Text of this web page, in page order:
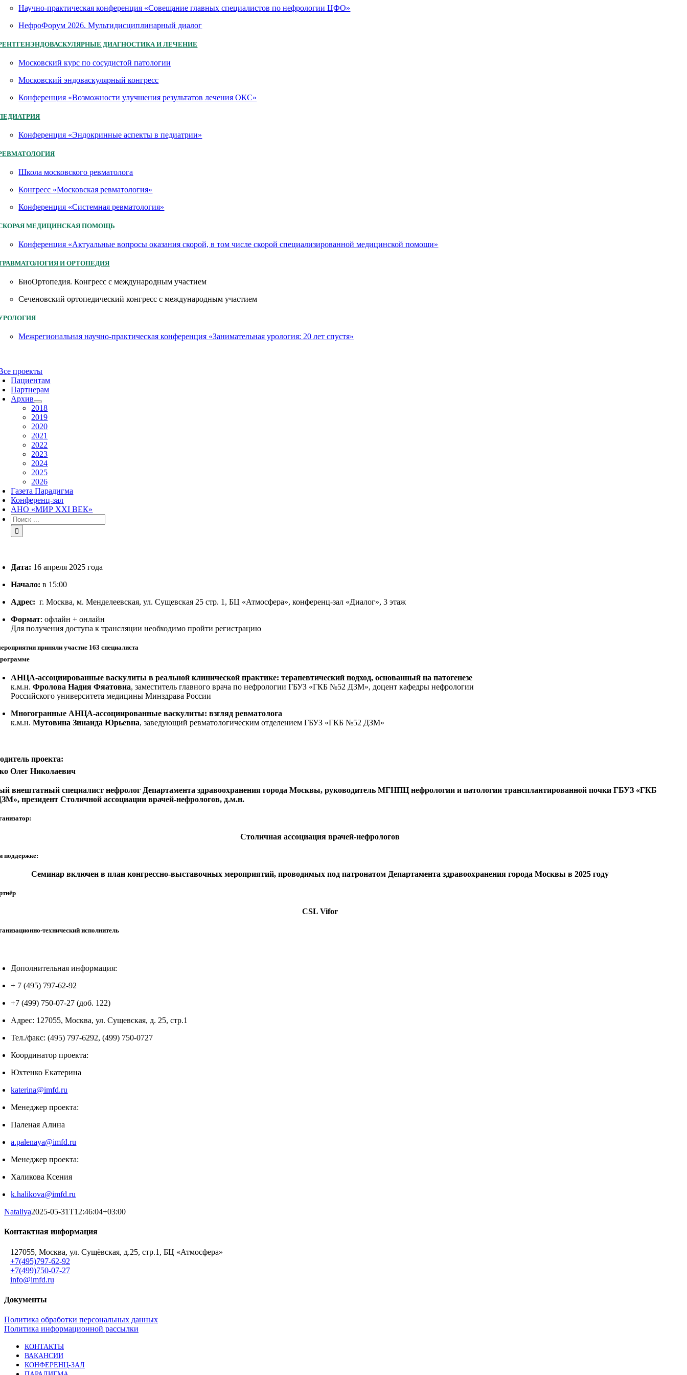
Научно-практическая конференция «Совещание главных специалистов по нефрологии ЦФО»
НефроФорум 2026. Мультидисциплинарный диалог
ДИАГНОСТИКА И ЛЕЧЕНИЕ
Московский курс по сосудистой патологии
Московский эндоваскулярный конгресс
Конференция «Возможности улучшения результатов лечения ОКС»
Конференция «Эндокринные аспекты в педиатрии»
Школа московского ревматолога
Конгресс «Московская ревматология»
Конференция «Системная ревматология»
МЕДИЦИНСКАЯ ПОМОЩЬ
Конференция «Актуальные вопросы оказания скорой, в том числе скорой специализированной медицинской помощи»
И ОРТОПЕДИЯ
БиоОртопедия. Конгресс с международным участием
Сеченовский ортопедический конгресс с международным участием
Межрегиональная научно-практическая конференция «Занимательная урология: 20 лет спустя»
проекты
Пациентам
Партнерам
Архив
2018
2019
2020
2021
2022
2023
2024
2025
2026
Газета Парадигма
Конференц-зал
АНО «МИР XXI ВЕК»
Результат
поиска:
Дата: 16 апреля 2025 года
Начало:в 15:00
Адрес:г. Москва, м. Менделеевская, ул. Сущевская 25 стр. 1, БЦ «Атмосфера», конференц-зал «Диалог», 3 этаж
Формат: офлайн + онлайн
Для получения доступа к трансляции необходимо пройти регистрацию
приняли участие 163 специалиста
АНЦА-ассоциированные васкулиты в реальной клинической практике: терапевтический подход, основанный на патогенезе
к.м.н.Фролова Надия Фяатовна, заместитель главного врача по нефрологии ГБУЗ «ГКБ №52 ДЗМ», доцент кафедры нефрологии
Российского университета медицины Минздрава России
Многогранные АНЦА-ассоциированные васкулиты: взгляд ревматолога
к.м.н.Мутовина Зинаида Юрьевна, заведующий ревматологическим отделением ГБУЗ «ГКБ №52 ДЗМ»
проекта:
Олег Николаевич
внештатный специалист нефролог Департамента здравоохранения города Москвы, руководитель МГНПЦ нефрологии и патологии трансплантированной почки ГБУЗ «ГКБ
президент Столичной ассоциации врачей-нефрологов, д.м.н.
Столичная ассоциация врачей-нефрологов
поддержке:
Семинар включен в план конгрессно-выставочных мероприятий, проводимых под патронатом Департамента здравоохранения города Москвы в 2025 году
CSL Vifor
технический исполнитель
Дополнительная информация:
+ 7 (495) 797-62-92
+7 (499) 750-07-27 (доб. 122)
Адрес: 127055, Москва, ул. Сущевская, д. 25, стр.1
Тел./факс: (495) 797-6292, (499) 750-0727
Координатор проекта:
Юхтенко Екатерина
katerina@imfd.ru
Менеджер проекта:
Паленая Алина
a.palenaya@imfd.ru
Менеджер проекта:
Халикова Ксения
k.halikova@imfd.ru
Nataliya2025-05-31T12:46:04+03:00
Контактная информация
127055, Москва, ул. Сущёвская, д.25, стр.1, БЦ «Атмосфера»
+7(495)797-62-92
+7(499)750-07-27
info@imfd.ru
Документы
Политика обработки персональных данных
Политика информационной рассылки
КОНТАКТЫ
ВАКАНСИИ
КОНФЕРЕНЦ-ЗАЛ